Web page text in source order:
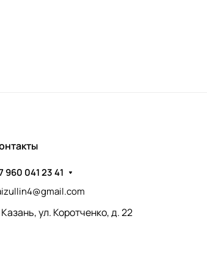
960 041 23 41
Казань, ул. Коротченко, д. 22